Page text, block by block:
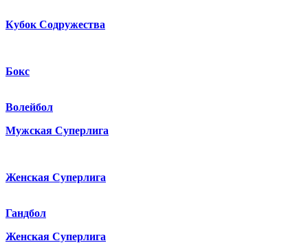
Кубок Содружества
Бокс
Волейбол
Мужская Суперлига
Женская Суперлига
Гандбол
Женская Суперлига